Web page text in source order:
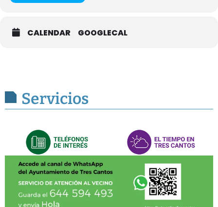
CALENDAR GOOGLECAL
Servicios